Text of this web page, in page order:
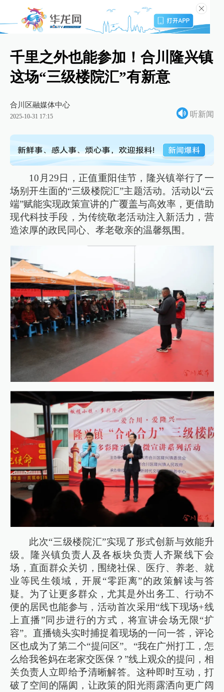
千里之外也能参加！合川隆兴镇
这场“三级楼院汇”有新意
合川区融媒体中心
2025-10-31 17:15 听新闻
10月29日，正值重阳佳节，隆兴镇举行了一
场别开生面的“三级楼院汇”主题活动。活动以“云
端”赋能实现政策宣讲的广覆盖与高效率，更借助
现代科技手段，为传统敬老活动注入新活力，营
造浓厚的政民同心、孝老敬亲的温馨氛围。
此次“三级楼院汇”实现了形式创新与效能升
级。隆兴镇负责人及各板块负责人齐聚线下会
场，直面群众关切，围绕社保、医疗、养老、就
业等民生领域，开展“零距离”的政策解读与答
疑。为了让更多群众，尤其是外出务工、行动不
便的居民也能参与，活动首次采用“线下现场+线
上直播”同步进行的方式，将宣讲会场无限“扩
容”。直播镜头实时捕捉着现场的一问一答，评论
区也成为了第二个“提问区”。“我在广州打工，怎
么给我爸妈在老家交医保？”线上观众的提问，相
关负责人立即给予清晰解答。这种即时互动，打
破了空间的隔阂，让政策的阳光雨露洒向更广阔